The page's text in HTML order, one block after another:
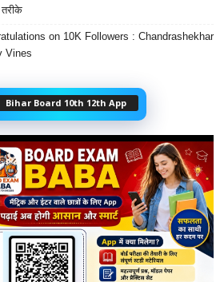
on 10K Followers : Chandrashekhar
Vines
Bihar Board 10th 12th App